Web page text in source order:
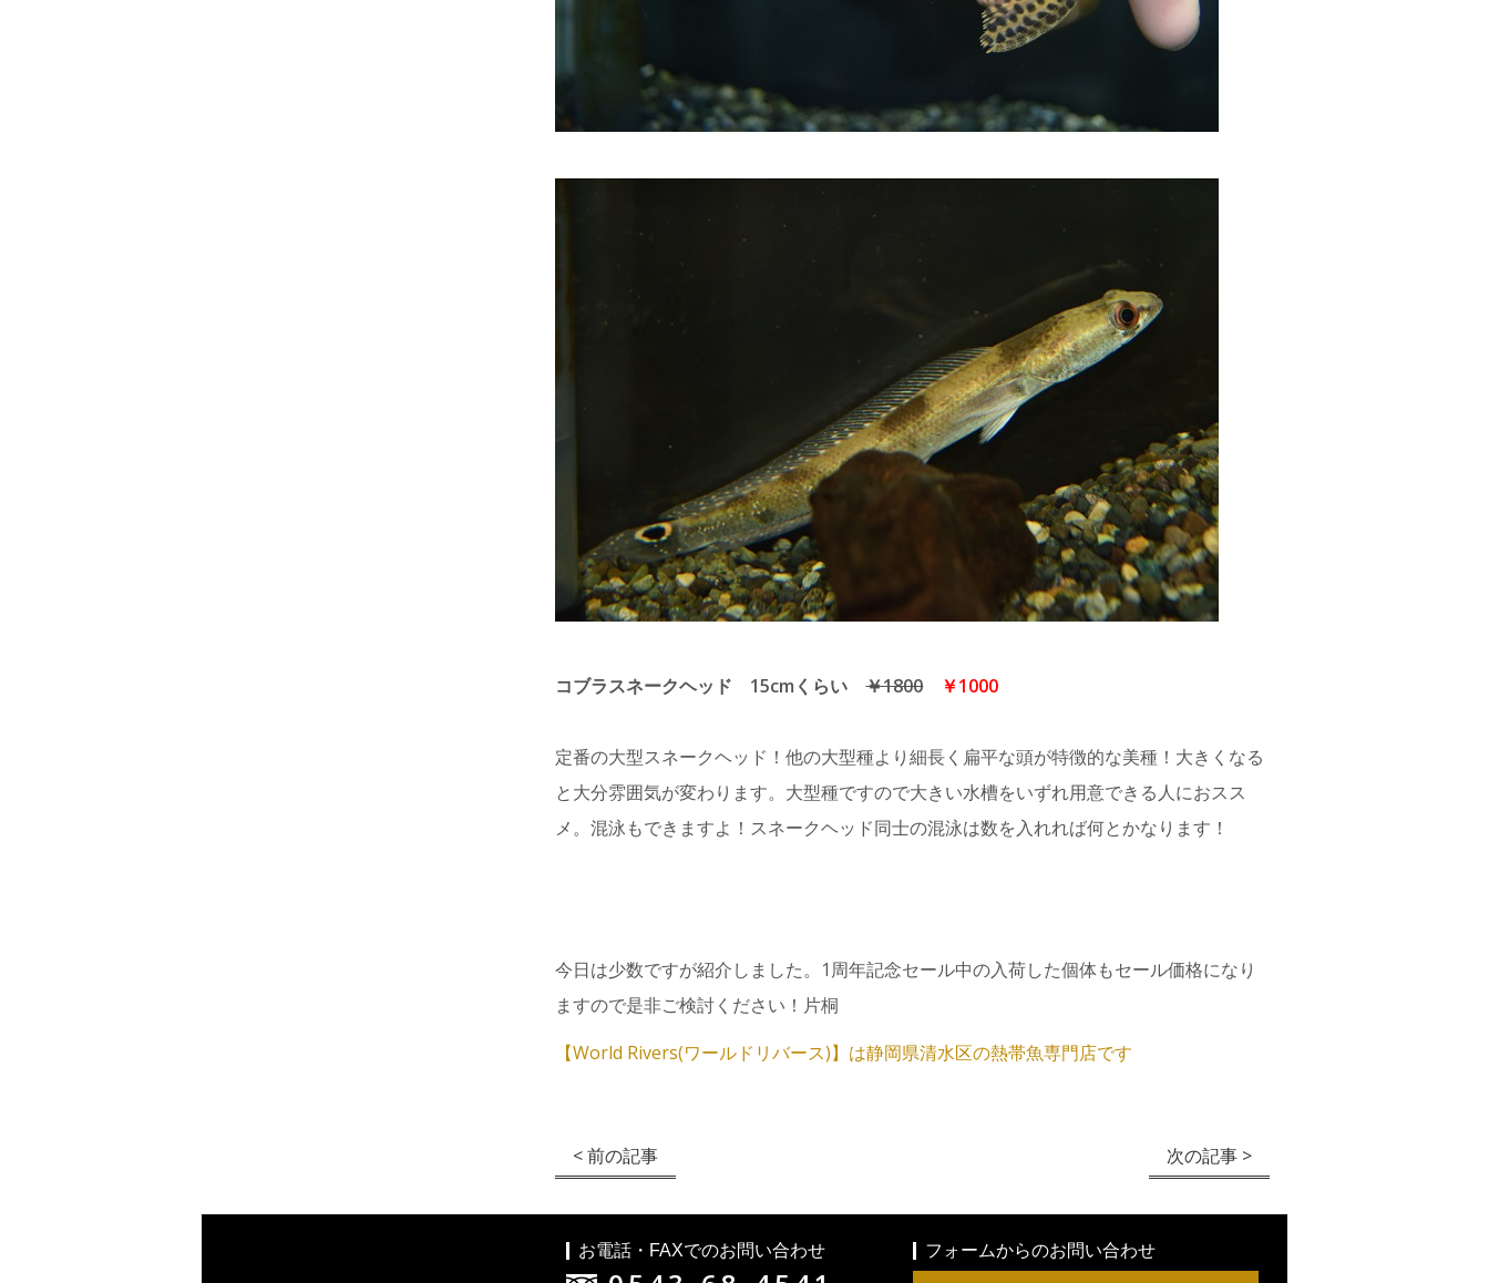
コブラスネークヘッド 15cmくらい￥1800 ￥1000
定番の大型スネークヘッド！他の大型種より細長く扁平な頭が特徴的な美種！大きくなる
と大分雰囲気が変わります。大型種ですので大きい水槽をいずれ用意できる人におスス
メ。混泳もできますよ！スネークヘッド同士の混泳は数を入れれば何とかなります！
今日は少数ですが紹介しました。1周年記念セール中の入荷した個体もセール価格になり
ますので是非ご検討ください！片桐
【World Rivers(ワールドリバース)】は静岡県清水区の熱帯魚専門店です
< 前の記事 次の記事 >
お電話・FAXでのお問い合わせ フォームからのお問い合わせ